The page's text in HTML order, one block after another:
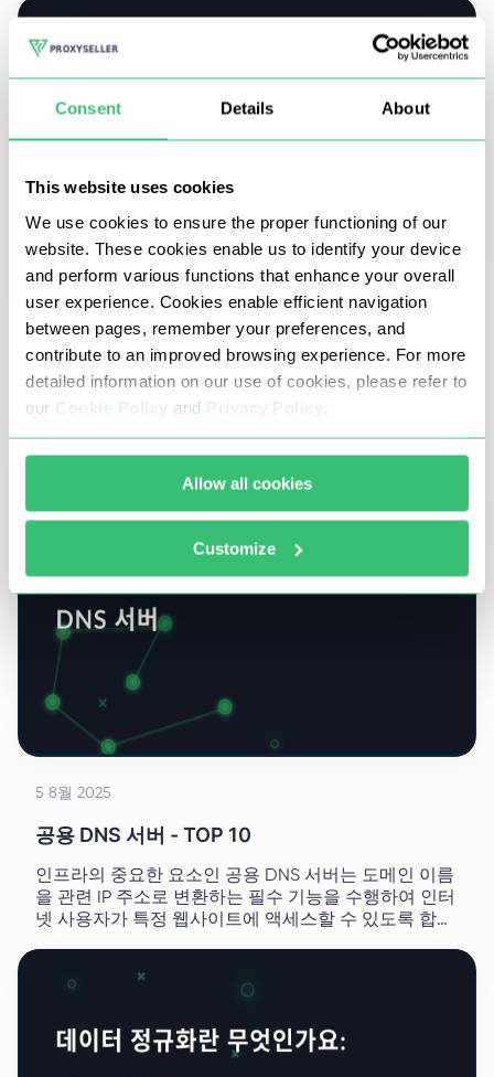
Consent Details About
This website uses cookies
We use cookies to ensure the proper functioning of our
website. These cookies enable us to identify your device
and perform various functions that enhance your overall
user experience. Cookies enable efficient navigation
between pages, remember your preferences, and
contribute to an improved browsing experience. For more
detailed information on our use of cookies, please refer to
our Cookie Policy and Privacy Policy
Allow all cookies
Customize
인기 브라우저에서 캐시 및 쿠키를 지우는 방법
인기 브라우저에서 캐시 및 쿠키를 삭제하는 방법. 구글
거를 위한 단계별 지침
5 8월 2025
공용 DNS 서버 - TOP 10
인프라의 중요한 요소인 공용 DNS 서버는 도메인 이름
을 관련 IP 주소로 변환하는 필수 기능을 수행하여 인터
넷 사용자가 특정 웹사이트에 액세스할 수 있도록 합니